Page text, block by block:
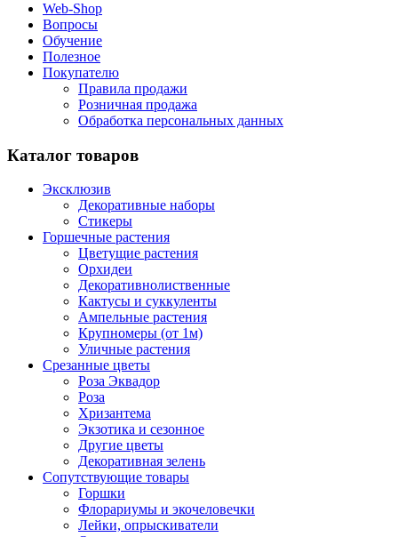
Web-Shop
Вопросы
Обучение
Полезное
Покупателю
Правила продажи
Розничная продажа
Обработка персональных данных
Каталог товаров
Эксклюзив
Декоративные наборы
Стикеры
Горшечные растения
Цветущие растения
Орхидеи
Декоративнолиственные
Кактусы и суккуленты
Ампельные растения
Крупномеры (от 1м)
Уличные растения
Срезанные цветы
Роза Эквадор
Роза
Хризантема
Экзотика и сезонное
Другие цветы
Декоративная зелень
Сопутствующие товары
Горшки
Флорариумы и экочеловечки
Лейки, опрыскиватели